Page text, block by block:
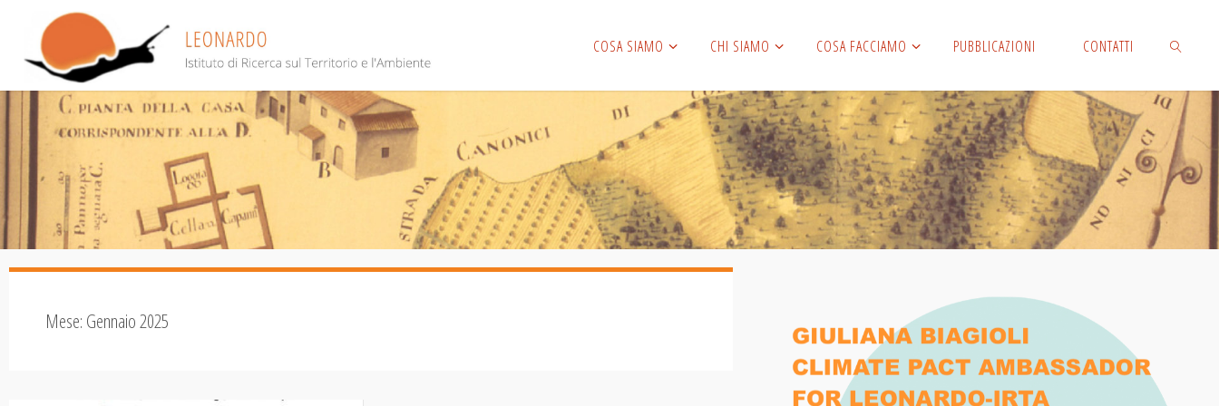
contenuto
COSA SIAMO CHI SIAMO COSA FACCIAMO PUBBLICAZIONI CONTATTI
CERCA
Mese: Gennaio 2025